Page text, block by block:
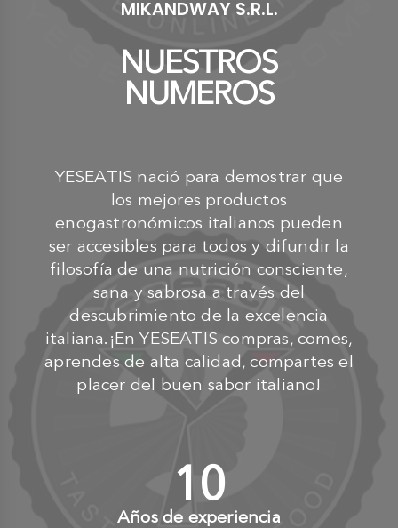
MIKANDWAY S.R.L.
NUESTROS
NUMEROS
YESEATIS nació para demostrar que
los mejores productos
enogastronómicos italianos pueden
ser accesibles para todos y difundir la
filosofía de una nutrición consciente,
sana y sabrosa a través del
descubrimiento de la excelencia
italiana.¡En YESEATIS compras, comes,
aprendes de alta calidad, compartes el
placer del buen sabor italiano!
10+
Años de experiencia